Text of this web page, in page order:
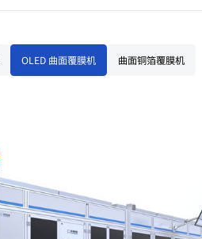
OLED 曲面覆膜机 曲面铜箔覆膜机